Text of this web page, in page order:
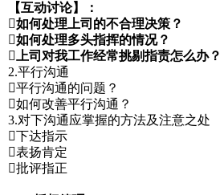
【互动讨论】：
如何处理上司的不合理决策？
如何处理多头指挥的情况？
上司对我工作经常挑剔指责怎么办？
2.平行沟通
平行沟通的问题？
如何改善平行沟通？
3.对下沟通应掌握的方法及注意之处
下达指示
表扬肯定
批评指正